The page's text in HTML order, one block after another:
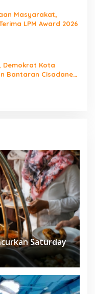
Masyarakat,
LPM Award 2026
Demokrat Kota
Bantaran Cisadane
Saturday